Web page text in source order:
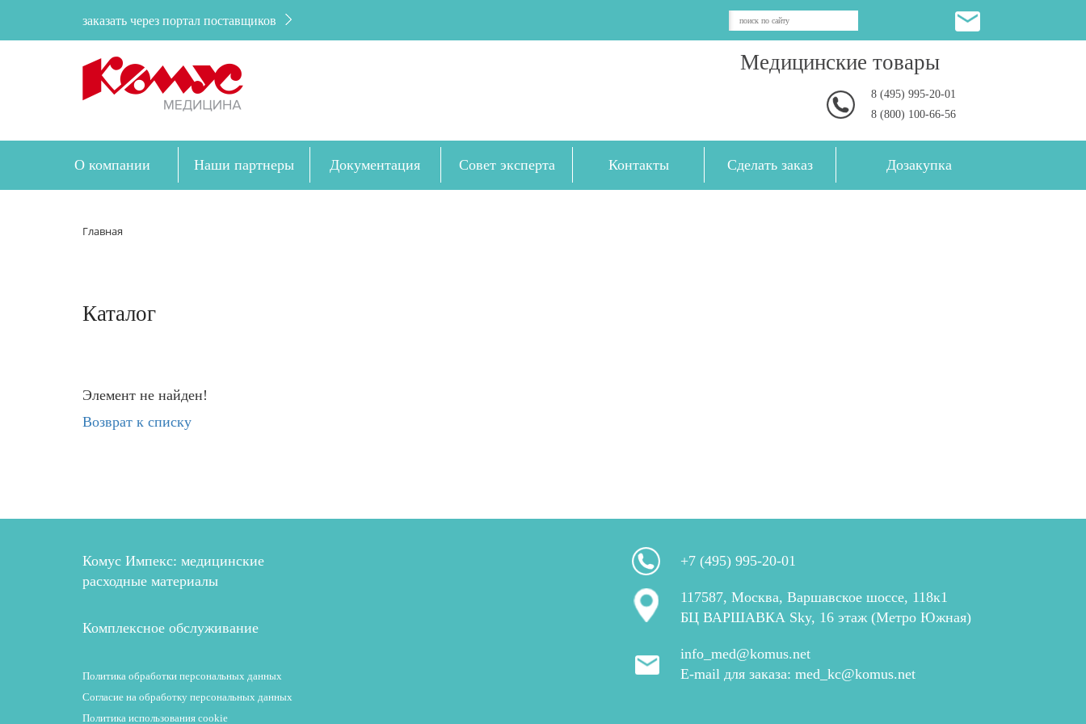
заказать через портал поставщиков
Медицинские товары
8 (495) 995-20-01
8 (800) 100-66-56
О компании Наши партнеры Документация Совет эксперта Контакты Сделать заказ Дозакупка
Главная
Каталог
Элемент не найден!
Возврат к списку
Комус Импекс: медицинские
расходные материалы
Комплексное обслуживание
Политика обработки персональных данных
Согласие на обработку персональных данных
Политика использования cookie
+7 (495) 995-20-01
117587, Москва, Варшавское шоссе, 118к1
БЦ ВАРШАВКА Sky, 16 этаж (Метро Южная)
info_med@komus.net
E-mail для заказа: med_kc@komus.net